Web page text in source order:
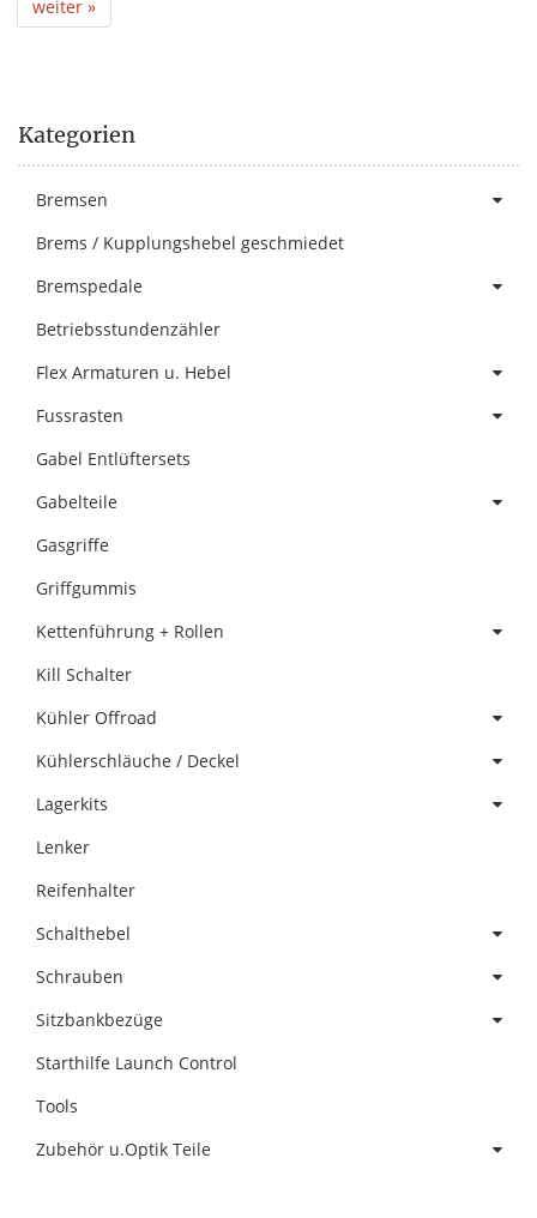
weiter »
Kategorien
Bremsen
Brems / Kupplungshebel geschmiedet
Bremspedale
Betriebsstundenzähler
Flex Armaturen u. Hebel
Fussrasten
Gabel Entlüftersets
Gabelteile
Gasgriffe
Griffgummis
Kettenführung + Rollen
Kill Schalter
Kühler Offroad
Kühlerschläuche / Deckel
Lagerkits
Lenker
Reifenhalter
Schalthebel
Schrauben
Sitzbankbezüge
Starthilfe Launch Control
Tools
Zubehör u.Optik Teile